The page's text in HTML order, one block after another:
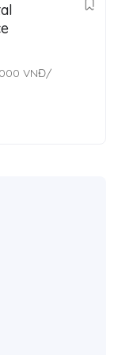
VNĐ/